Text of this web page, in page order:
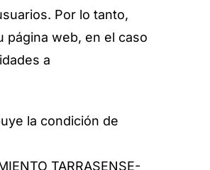
Por lo tanto,
página web, en el caso
a
la condición de
TARRASENSE-